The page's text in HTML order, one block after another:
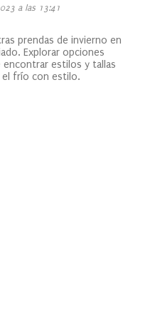
a las 13:41
prendas de invierno en
Explorar opciones
estilos y tallas
el frío con estilo.